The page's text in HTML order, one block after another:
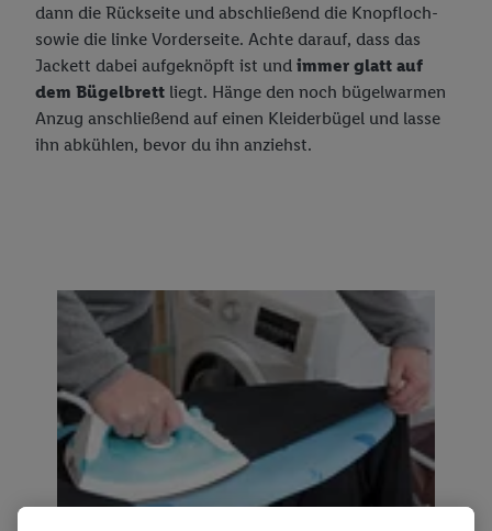
dann die Rückseite und abschließend die Knopfloch-
sowie die linke Vorderseite. Achte darauf, dass das
Jackett dabei aufgeknöpft ist und immer glatt auf
dem Bügelbrett liegt. Hänge den noch bügelwarmen
Anzug anschließend auf einen Kleiderbügel und lasse
ihn abkühlen, bevor du ihn anziehst.